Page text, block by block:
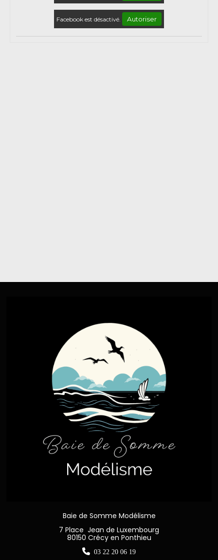
Facebook est désactivé. Autoriser
Baie de Somme Modélisme
7 Place Jean de Luxembourg
80150 Crécy en Ponthieu
 03 22 20 06 19